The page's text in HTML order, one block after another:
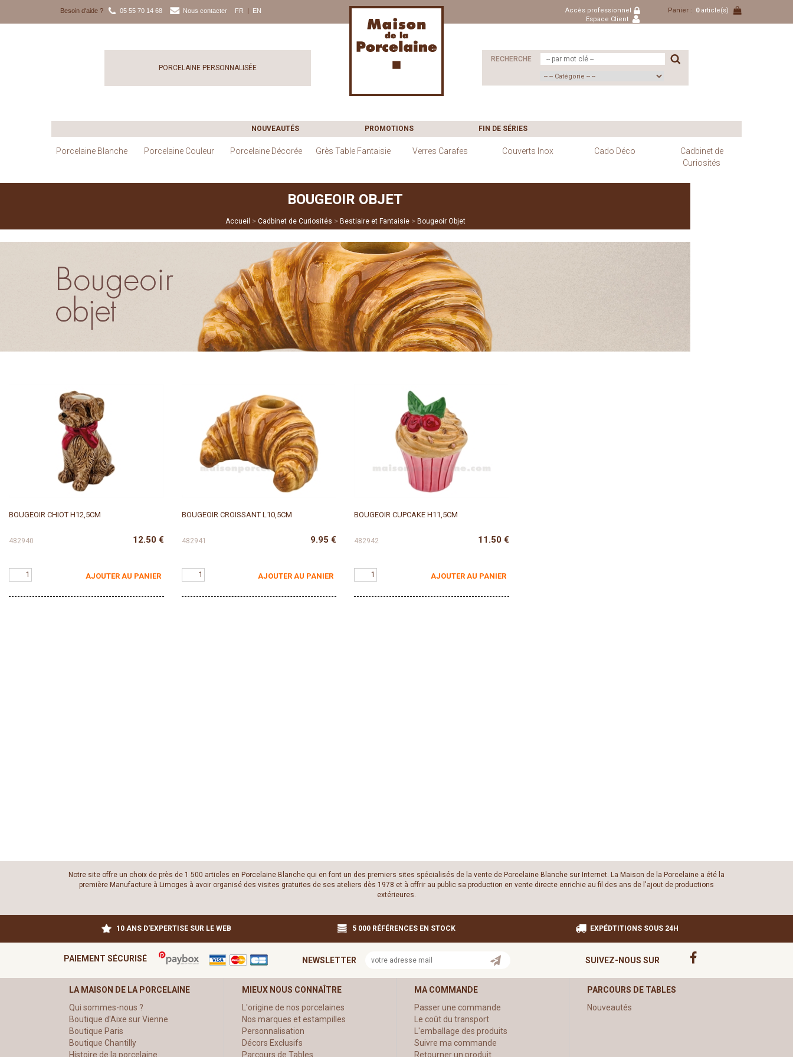
Besoin d'aide ? 05 55 70 14 68 Nous contacter FR | EN
Accès professionnel
Espace Client
Panier : 0article(s)
RECHERCHE
PORCELAINE PERSONNALISÉE
NOUVEAUTÉS PROMOTIONS FIN DE SÉRIES
Porcelaine Blanche Porcelaine Couleur Porcelaine Décorée Grès Table Fantaisie Verres Carafes Couverts Inox Cado Déco
Cadbinet de
Curiosités
BOUGEOIR OBJET
Accueil > Cadbinet de Curiosités > Bestiaire et Fantaisie > Bougeoir Objet
BOUGEOIR CHIOT H12,5CM
482940 12.50 €
AJOUTER AU PANIER
BOUGEOIR CROISSANT L10,5CM
482941 9.95 €
AJOUTER AU PANIER
BOUGEOIR CUPCAKE H11,5CM
482942 11.50 €
AJOUTER AU PANIER
Notre site offre un choix de près de 1 500 articles en Porcelaine Blanche qui en font un des premiers sites spécialisés de la vente de Porcelaine Blanche sur Internet. La Maison de la Porcelaine a été la
première Manufacture à Limoges à avoir organisé des visites gratuites de ses ateliers dès 1978 et à offrir au public sa production en vente directe enrichie au fil des ans de l'ajout de productions
extérieures.
10 ANS D'EXPERTISE SUR LE WEB 5 000 RÉFÉRENCES EN STOCK EXPÉDTITIONS SOUS 24H
PAIEMENT SÉCURISÉ NEWSLETTER SUIVEZ-NOUS SUR
LA MAISON DE LA PORCELAINE
Qui sommes-nous ?
Boutique d'Aixe sur Vienne
Boutique Paris
Boutique Chantilly
Histoire de la porcelaine
MIEUX NOUS CONNAÎTRE
L'origine de nos porcelaines
Nos marques et estampilles
Personnalisation
Décors Exclusifs
Parcours de Tables
MA COMMANDE
Passer une commande
Le coût du transport
L'emballage des produits
Suivre ma commande
Retourner un produit
PARCOURS DE TABLES
Nouveautés